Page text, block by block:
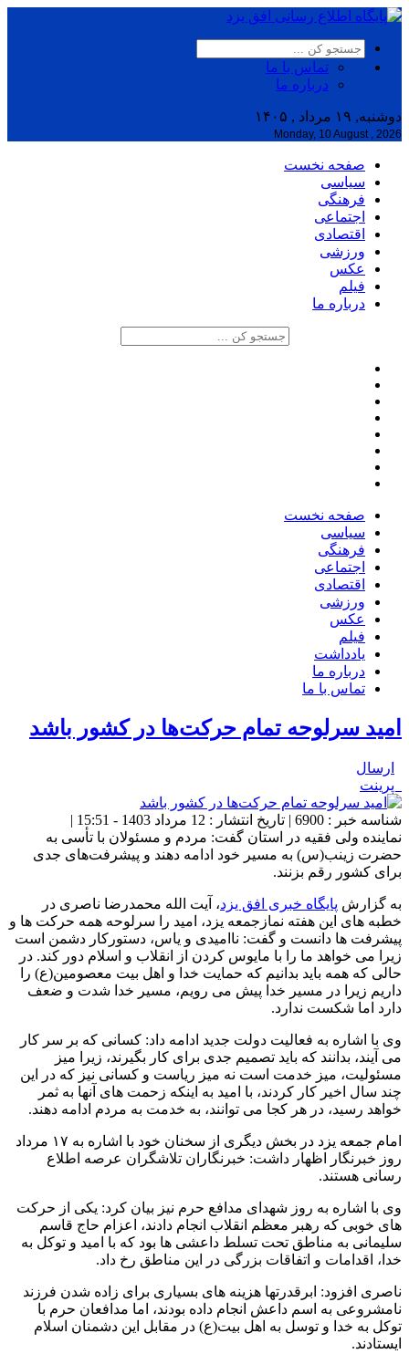
تماس با ما
درباره ما
دوشنبه, ۱۹ مرداد , ۱۴۰۵
Monday, 10 August , 2026
صفحه نخست
سیاسی
فرهنگی
اجتماعی
اقتصادی
ورزشی
عکس
فیلم
درباره ما
صفحه نخست
سیاسی
فرهنگی
اجتماعی
اقتصادی
ورزشی
عکس
فیلم
یادداشت
درباره ما
تماس با ما
امید سرلوحه تمام حرکت‌ها در کشور باشد
ارسال
پرینت
شناسه خبر : 6900 | تاریخ انتشار : 12 مرداد 1403 - 15:51 |
نماینده ولی فقیه در استان گفت: مردم و مسئولان با تأسی به
حضرت زینب(س) به مسیر خود ادامه دهند و پیشرفت‌های جدی
برای کشور رقم بزنند.
به گزارش پایگاه خبری افق یزد، آیت الله محمدرضا ناصری در
خطبه های این هفته نمازجمعه یزد، امید را سرلوحه همه حرکت ها و
پیشرفت ها دانست و گفت: ناامیدی و یاس، دستورکار دشمن است
زیرا می خواهد ما را با مایوس کردن از انقلاب و اسلام دور کند. در
حالی که همه باید بدانیم که حمایت خدا و اهل بیت معصومین(ع) را
داریم زیرا در مسیر خدا پیش می رویم، مسیر خدا شدت و ضعف
دارد اما شکست ندارد.
وی با اشاره به فعالیت دولت جدید ادامه داد: کسانی که بر سر کار
می آیند، بدانند که باید تصمیم جدی برای کار بگیرند، زیرا میز
مسئولیت، میز خدمت است نه میز ریاست و کسانی نیز که در این
چند سال اخیر کار کردند، با امید به اینکه زحمت های آنها به ثمر
خواهد رسید، در هر کجا می توانند، به خدمت به مردم ادامه دهند.
امام جمعه یزد در بخش دیگری از سخنان خود با اشاره به ۱۷ مرداد
روز خبرنگار اظهار داشت: خبرنگاران تلاشگران عرصه اطلاع
رسانی هستند.
وی با اشاره به روز شهدای مدافع حرم نیز بیان کرد: یکی از حرکت
های خوبی که رهبر معظم انقلاب انجام دادند، اعزام حاج قاسم
سلیمانی به مناطق تحت تسلط داعشی ها بود که با امید و توکل به
خدا، اقدامات و اتفاقات بزرگی در این مناطق رخ داد.
ناصری افزود: ابرقدرتها هزینه های بسیاری برای زاده شدن فرزند
نامشروعی به اسم داعش انجام داده بودند، اما مدافعان حرم با
توکل به خدا و توسل به اهل بیت(ع) در مقابل این دشمنان اسلام
ایستادند.